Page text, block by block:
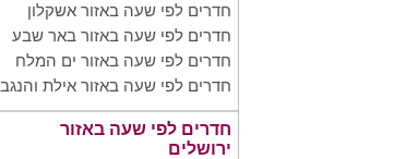
חדרים לפי שעה באזור אשקלון
חדרים לפי שעה באזור באר שבע
חדרים לפי שעה באזור ים המלח
חדרים לפי שעה באזור אילת והנגב
חדרים לפי שעה באזור
ירושלים